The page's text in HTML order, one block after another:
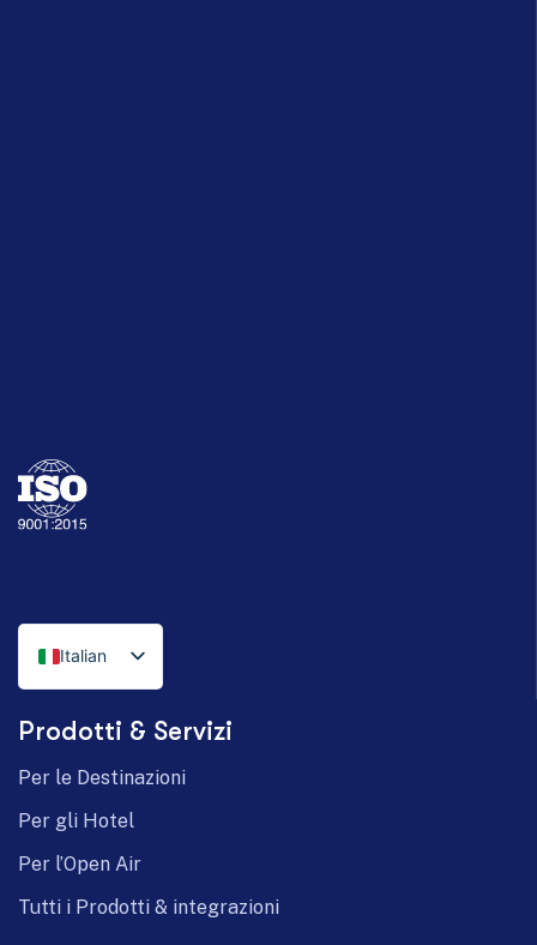
Italian
English
German
Prodotti & Servizi
Per le Destinazioni
Per gli Hotel
Per l’Open Air
Tutti i Prodotti & integrazioni